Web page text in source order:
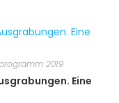
2019
Eine